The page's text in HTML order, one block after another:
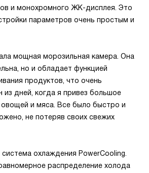
и монохромного ЖК-дисплея. Это
параметров очень простым и
мощная морозильная камера. Она
но и обладает функцией
продуктов, что очень
из дней, когда я привез большое
овощей и мяса. Все было быстро и
не потеряв своих свежих
охлаждения PowerCooling.
распределение холода